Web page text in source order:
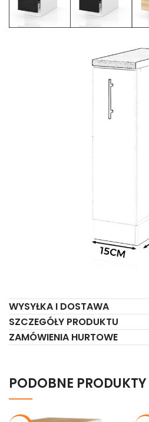
WYSYŁKA I DOSTAWA
SZCZEGÓŁY PRODUKTU
ZAMÓWIENIA HURTOWE
PODOBNE PRODUKTY